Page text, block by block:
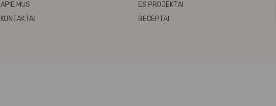
APIE MUS
KONTAKTAI
ES PROJEKTAI
RECEPTAI